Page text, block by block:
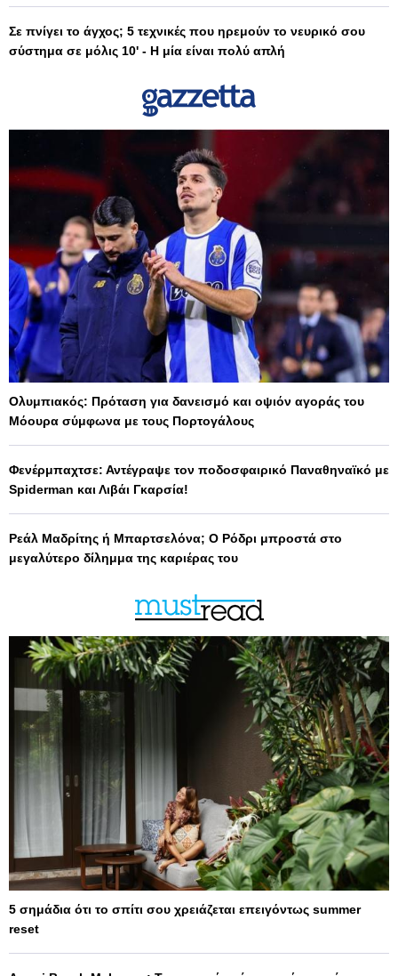
Σε πνίγει το άγχος; 5 τεχνικές που ηρεμούν το νευρικό σου
σύστημα σε μόλις 10' - Η μία είναι πολύ απλή
Ολυμπιακός: Πρόταση για δανεισμό και οψιόν αγοράς του
Μόουρα σύμφωνα με τους Πορτογάλους
Φενέρμπαχτσε: Αντέγραψε τον ποδοσφαιρικό Παναθηναϊκό με
Spiderman και Λιβάι Γκαρσία!
Ρεάλ Μαδρίτης ή Μπαρτσελόνα; Ο Ρόδρι μπροστά στο
μεγαλύτερο δίλημμα της καριέρας του
5 σημάδια ότι το σπίτι σου χρειάζεται επειγόντως summer
reset